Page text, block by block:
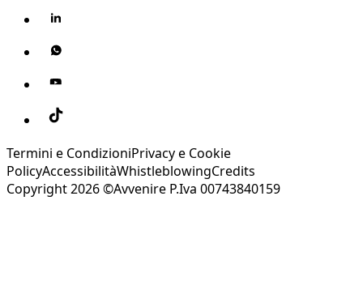
Termini e CondizioniPrivacy e Cookie
PolicyAccessibilitàWhistleblowingCredits
Copyright 2026 ©Avvenire P.Iva 00743840159